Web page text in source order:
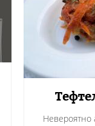
Невероятно